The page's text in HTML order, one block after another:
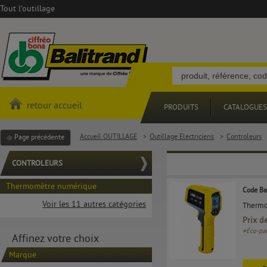
Tout l'outillage
retour accueil PRODUITS CATALOGUES
Page précédente Accueil OUTILLAGE > Outillage Electriciens > Controleurs
CONTROLEURS
Thermomètre numérique
Voir les 11 autres catégories
Affinez votre choix
Marque
Code
Prix
+Éco-